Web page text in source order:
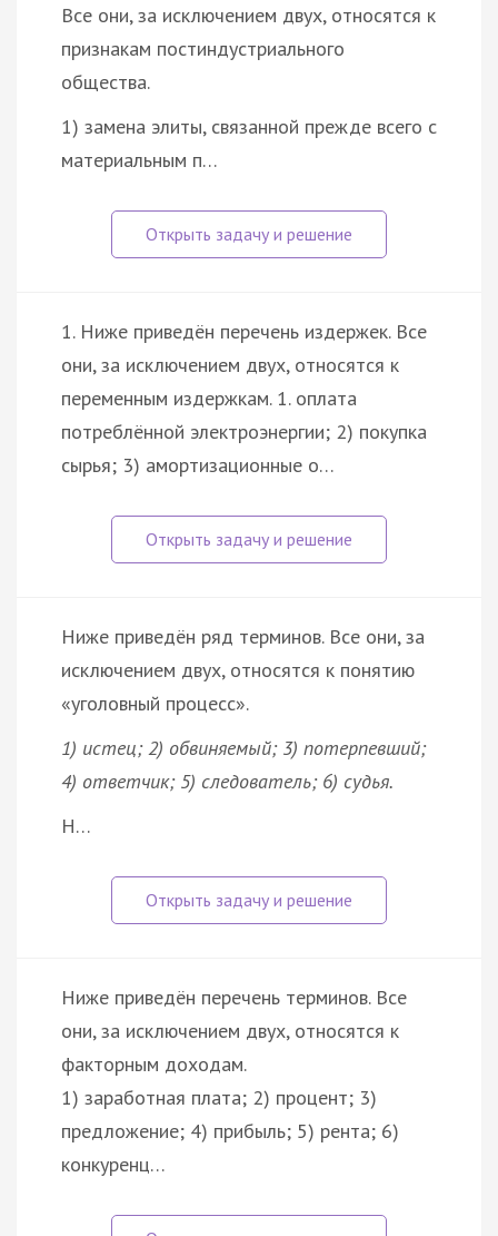
Все они, за исключением двух, относятся к
признакам постиндустриального
общества.
1) замена элиты, связанной прежде всего с
материальным п…
1. Ниже приведён перечень издержек. Все
они, за исключением двух, относятся к
переменным издержкам. 1. оплата
потреблённой электроэнергии; 2) покупка
сырья; 3) амортизационные о…
Ниже приведён ряд терминов. Все они, за
исключением двух, относятся к понятию
«уголовный процесс».
1) истец; 2) обвиняемый; 3) потерпевший;
4) ответчик; 5) следователь; 6) судья.
Н…
Ниже приведён перечень терминов. Все
они, за исключением двух, относятся к
факторным доходам.
1) заработная плата; 2) процент; 3)
предложение; 4) прибыль; 5) рента; 6)
конкуренц…